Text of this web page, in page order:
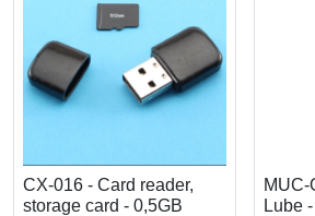
CX-016 - Card reader,
storage card - 0,5GB
MUC-
Lube